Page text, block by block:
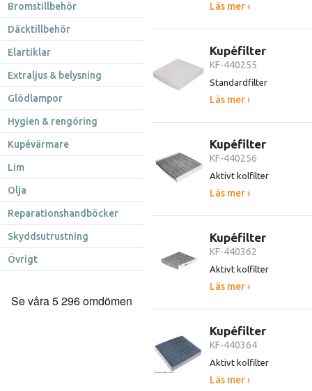
Bromstillbehör
Däcktillbehör
Elartiklar
Extraljus & belysning
Glödlampor
Hygien & rengöring
Kupévärmare
Lim
Olja
Reparationshandböcker
Skyddsutrustning
Övrigt
Läs mer ›
Kupéfilter
KF-440255
Standardfilter
Läs mer ›
Kupéfilter
KF-440256
Aktivt kolfilter
Läs mer ›
Kupéfilter
KF-440362
Aktivt kolfilter
Läs mer ›
Kupéfilter
KF-440364
Aktivt kolfilter
Läs mer ›